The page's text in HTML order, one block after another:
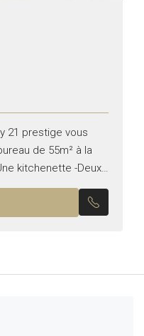
21 prestige vous
de 55m² à la
kitchenette -Deux
optique –